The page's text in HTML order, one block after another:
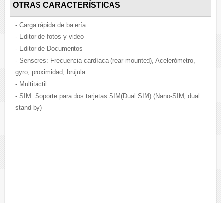
OTRAS CARACTERÍSTICAS
- Carga rápida de batería
- Editor de fotos y video
- Editor de Documentos
- Sensores: Frecuencia cardíaca (rear-mounted), Acelerómetro,
gyro, proximidad, brújula
- Multitáctil
- SIM: Soporte para dos tarjetas SIM(Dual SIM) (Nano-SIM, dual
stand-by)